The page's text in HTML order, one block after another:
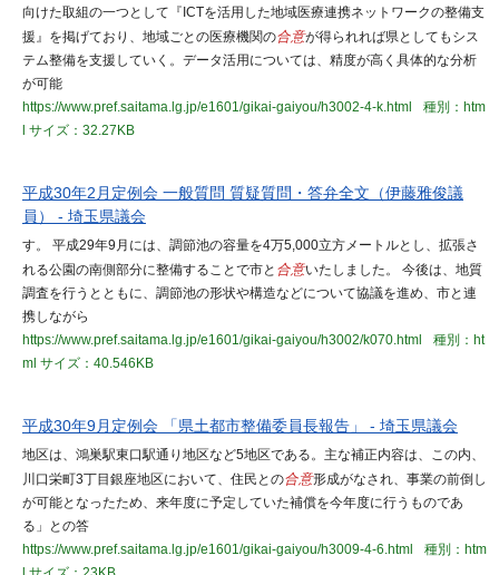
向けた取組の一つとして『ICTを活用した地域医療連携ネットワークの整備支
援』を掲げており、地域ごとの医療機関の合意が得られれば県としてもシス
テム整備を支援していく。データ活用については、精度が高く具体的な分析
が可能
https://www.pref.saitama.lg.jp/e1601/gikai-gaiyou/h3002-4-k.html
種別：htm
サイズ：32.27KB
平成30年2月定例会 一般質問 質疑質問・答弁全文（伊藤雅俊議
員） - 埼玉県議会
す。 平成29年9月には、調節池の容量を4万5,000立方メートルとし、拡張さ
れる公園の南側部分に整備することで市と 合意いたしました。 今後は、地質
調査を行うとともに、調節池の形状や構造などについて協議を進め、市と連
携しながら
https://www.pref.saitama.lg.jp/e1601/gikai-gaiyou/h3002/k070.html
種別：ht
ml サイズ：40.546KB
平成30年9月定例会 「県土都市整備委員長報告」 - 埼玉県議会
地区は、鴻巣駅東口駅通り地区など5地区である。主な補正内容は、この内、
川口栄町3丁目銀座地区において、住民との合意形成がなされ、事業の前倒し
が可能となったため、来年度に予定していた補償を今年度に行うものであ
る」との答
https://www.pref.saitama.lg.jp/e1601/gikai-gaiyou/h3009-4-6.html
種別：htm